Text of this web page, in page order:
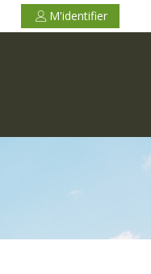
M'identifier